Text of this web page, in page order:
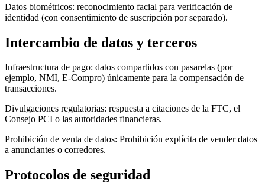
Datos biométricos: reconocimiento facial para verificación de
identidad (con consentimiento de suscripción por separado).
Intercambio de datos y terceros
Infraestructura de pago: datos compartidos con pasarelas (por
ejemplo, NMI, E-Compro) únicamente para la compensación de
transacciones.
Divulgaciones regulatorias: respuesta a citaciones de la FTC, el
Consejo PCI o las autoridades financieras.
Prohibición de venta de datos: Prohibición explícita de vender datos
a anunciantes o corredores.
Protocolos de seguridad